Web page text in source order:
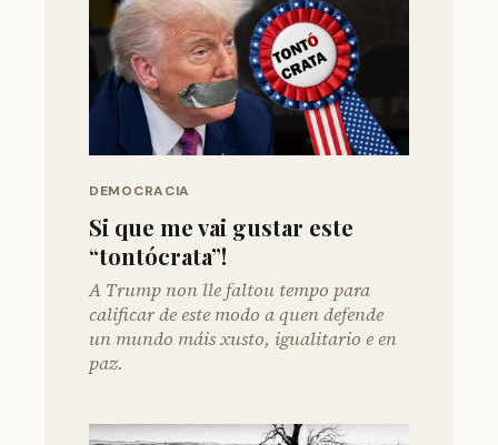
DEMOCRACIA
Si que me vai gustar este
“tontócrata”!
A Trump non lle faltou tempo para
calificar de este modo a quen defende
un mundo máis xusto, igualitario e en
paz.